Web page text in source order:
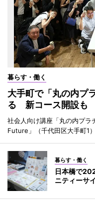
暮らす・働く
大手町で「丸の内プ
る 新コース開設も
社会人向け講座「丸の内プ
Future」（千代田区大手町1）
暮らす・働く
日本橋で
ニティーサ